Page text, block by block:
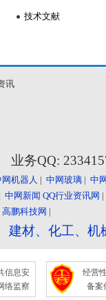
技术文献
讯
业务QQ:
网机器人 | 中网玻璃 | 中
中网新闻 QQ行业资讯网
高鹏科技网 |
建材、化工、
信息安
络监察
经营
备案